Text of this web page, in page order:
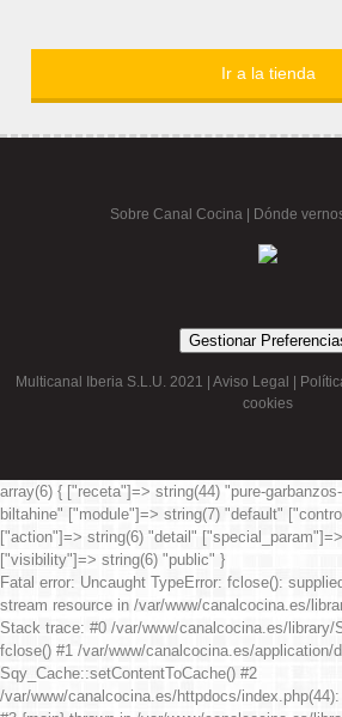
Ir a la tienda
Sobre Canal Cocina Dónde
Gestionar
Multicanal Iberia S.L.U. 2021 | Aviso Legal
cookies
array(6) { ["receta"]=> string(44) "pure-
biltahine" ["module"]=> string(7) "default"
["action"]=> string(6) "detail"
["visibility"]=> string(6) "public" }
Fatal error: Uncaught TypeError: fclose():
stream resource in /var/www/canalcocina.es/
Stack trace: #0 /var/www/canalcocina.es/library/
fclose() #1 /var/www/canalcocina.es/application/
Sqy_Cache::setContentToCache() #2
/var/www/canalcocina.es/httpdocs/